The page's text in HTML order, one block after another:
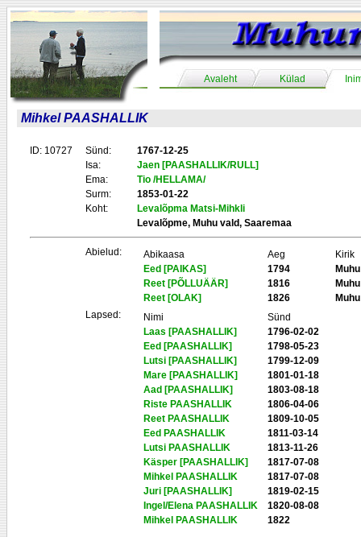
Avaleht Külad
Mihkel PAASHALLIK
ID: 10727 Sünd:
1767-12-25
Isa:
Jaen [PAASHALLIK/RULL]
Ema:
Tio /HELLAMA/
Surm:
1853-01-22
Koht:
Levalõpma Matsi-Mihkli
Levalõpme, Muhu vald, Saaremaa
Abielud: Abikaasa Aeg
Kirik
Eed [PAIKAS]
1794
Muhu
Reet [PÕLLUÄÄR]
1816
Muhu
Reet [OLAK]
1826
Muhu
Lapsed:
Nimi
Sünd
Laas [PAASHALLIK]
1796-02-02
Eed [PAASHALLIK]
1798-05-23
Lutsi [PAASHALLIK]
1799-12-09
Mare [PAASHALLIK]
1801-01-18
Aad [PAASHALLIK]
1803-08-18
Riste PAASHALLIK
1806-04-06
Reet PAASHALLIK
1809-10-05
Eed PAASHALLIK
1811-03-14
Lutsi PAASHALLIK
1813-11-26
Käsper [PAASHALLIK]
1817-07-08
Mihkel PAASHALLIK
1817-07-08
Juri [PAASHALLIK]
1819-02-15
Ingel/Elena PAASHALLIK
1820-08-08
Mihkel PAASHALLIK
1822